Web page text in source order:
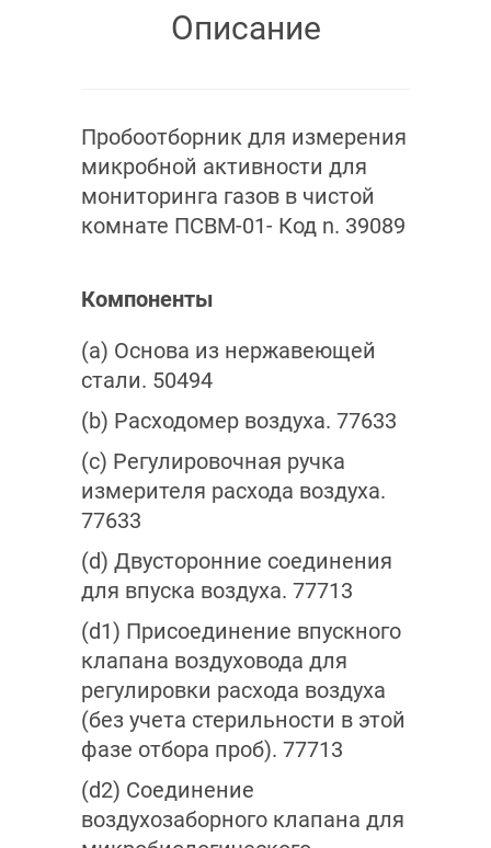
Описание
Пробоотборник для измерения
микробной активности для
мониторинга газов в чистой
комнате ПСВМ-01- Код n. 39089
Компоненты
(а) Основа из нержавеющей
стали. 50494
(b) Расходомер воздуха. 77633
(c) Регулировочная ручка
измерителя расхода воздуха.
77633
(d) Двусторонние соединения
для впуска воздуха. 77713
(d1) Присоединение впускного
клапана воздуховода для
регулировки расхода воздуха
(без учета стерильности в этой
фазе отбора проб). 77713
(d2) Соединение
воздухозаборного клапана для